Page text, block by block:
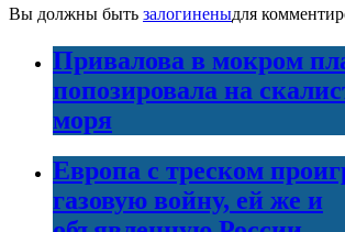
Вы должны быть залогиненыдля
Привалова в мокром
попозировала на
моря
Европа с треском
газовую войну, ей же и